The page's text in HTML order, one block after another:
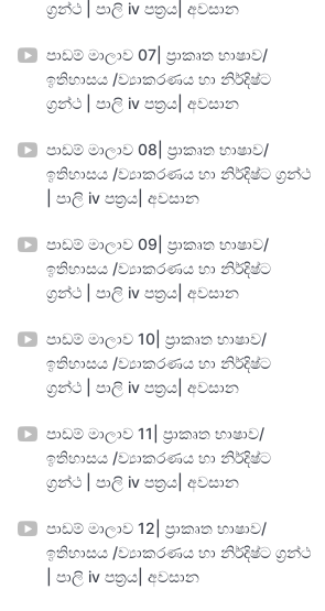
ග්‍රන්ථ | පාලි iv පත්‍රය| අවසාන
පාඩම් මාලාව 07| ප්‍රාකෘත භාෂාව/
ඉතිහාසය /ව්‍යාකරණය හා නිර්දිෂ්ට
ග්‍රන්ථ | පාලි iv පත්‍රය| අවසාන
පාඩම් මාලාව 08| ප්‍රාකෘත භාෂාව/
ඉතිහාසය /ව්‍යාකරණය හා නිර්දිෂ්ට ග්‍රන්ථ
| පාලි iv පත්‍රය| අවසාන
පාඩම් මාලාව 09| ප්‍රාකෘත භාෂාව/
ඉතිහාසය /ව්‍යාකරණය හා නිර්දිෂ්ට
ග්‍රන්ථ | පාලි iv පත්‍රය| අවසාන
පාඩම් මාලාව 10| ප්‍රාකෘත භාෂාව/
ඉතිහාසය /ව්‍යාකරණය හා නිර්දිෂ්ට
ග්‍රන්ථ | පාලි iv පත්‍රය| අවසාන
පාඩම් මාලාව 11| ප්‍රාකෘත භාෂාව/
ඉතිහාසය /ව්‍යාකරණය හා නිර්දිෂ්ට
ග්‍රන්ථ | පාලි iv පත්‍රය| අවසාන
පාඩම් මාලාව 12| ප්‍රාකෘත භාෂාව/
ඉතිහාසය /ව්‍යාකරණය හා නිර්දිෂ්ට ග්‍රන්ථ
| පාලි iv පත්‍රය| අවසාන